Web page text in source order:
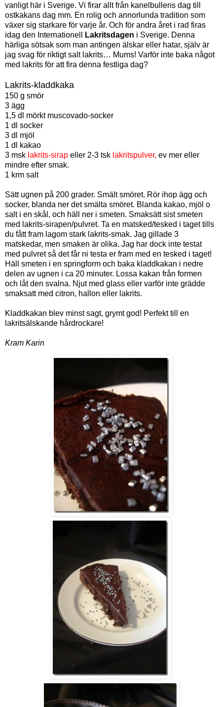
vanligt här i Sverige. Vi firar allt från kanelbullens dag till
ostkakans dag mm. En rolig och annorlunda tradition som
växer sig starkare för varje år. Och för andra året i rad firas
idag den Internationell
Lakritsdagen i Sverige. Denna
härliga sötsak som man antingen älskar eller hatar, själv är
jag svag för riktigt salt lakrits… Mums! Varför inte baka något
med lakrits för att fira denna festliga dag?
Lakrits-kladdkaka
150 g smör
3 ägg
1,5 dl mörkt muscovado-socker
1 dl socker
3 dl mjöl
1 dl kakao
3 msk lakrits-sirap eller 2-3 tsk lakritspulver, ev mer eller
mindre efter smak.
1 krm salt
Sätt ugnen på 200 grader. Smält smöret. Rör ihop ägg och
socker, blanda ner det smälta smöret. Blanda kakao, mjöl o
salt i en skål, och häll ner i smeten. Smaksätt sist smeten
med lakrits-sirapen/pulvret. Ta en matsked/tesked i taget tills
du fått fram lagom stark lakrits-smak. Jag gillade 3
matskedar, men smaken är olika. Jag har dock inte testat
med pulvret så det får ni testa er fram med en tesked i taget!
Häll smeten i en springform och baka kladdkakan i nedre
delen av ugnen i ca 20 minuter. Lossa kakan från formen
och låt den svalna. Njut med glass eller varför inte grädde
smaksatt med citron, hallon eller lakrits.
Kladdkakan blev minst sagt, grymt god! Perfekt till en
lakritsälskande hårdrockare!
Kram Karin